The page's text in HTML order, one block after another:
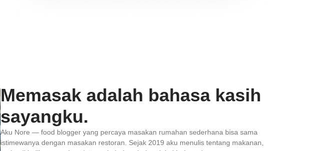
Memasak adalah bahasa kasih
sayangku.
Aku Nore — food blogger yang percaya masakan rumahan sederhana bisa sama
istimewanya dengan masakan restoran. Sejak 2019 aku menulis tentang makanan,